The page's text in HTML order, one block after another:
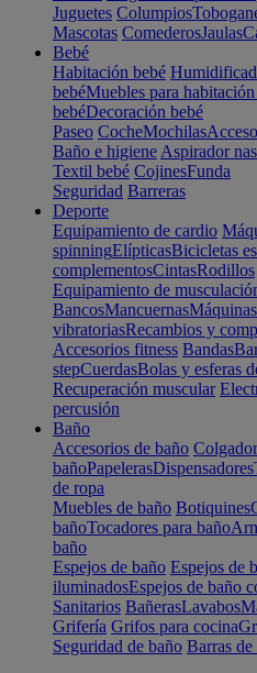
Juguetes Columpios
Mascotas ComederosJaulas
Bebé
Habitación bebé
bebéMuebles para
bebéDecoración bebé
Paseo CocheMochilas
Baño e higiene Aspirador
Textil bebé CojinesFunda
Seguridad Barreras
Deporte
Equipamiento de cardio
spinningElípticasBicicletas
complementosCintasRodillos
Equipamiento de
BancosMancuernasMáquinas
vibratoriasRecambios y
Accesorios fitness Bandas
stepCuerdasBolas y esferas
Recuperación muscular
percusión
Baño
Accesorios de baño
bañoPapelerasDispensadores
de ropa
Muebles de baño Botiquines
bañoTocadores para baño
baño
Espejos de baño Espejos de
iluminadosEspejos de baño
Sanitarios BañerasLavabos
Grifería Grifos para cocina
Seguridad de baño Barras de